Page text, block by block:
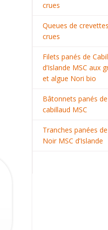
crues
Queues de
crues
Filets panés de
d’Islande MSC aux
et algue Nori bio
Bâtonnets panés de
cabillaud MSC
Tranches panées
Noir MSC d’Islande